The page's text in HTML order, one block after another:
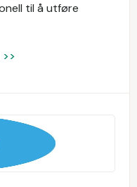
til å utføre